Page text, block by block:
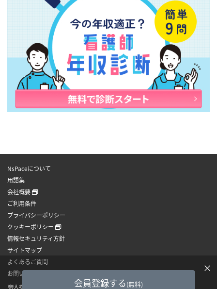
×
会員登録する(無料)
NsPaceについて
用語集
会社概要
ご利用条件
プライバシーポリシー
クッキーポリシー
情報セキュリティ方針
サイトマップ
よくあるご質問
お問い合わせ